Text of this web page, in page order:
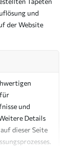
und
der Website
und
Details
dieser Seite